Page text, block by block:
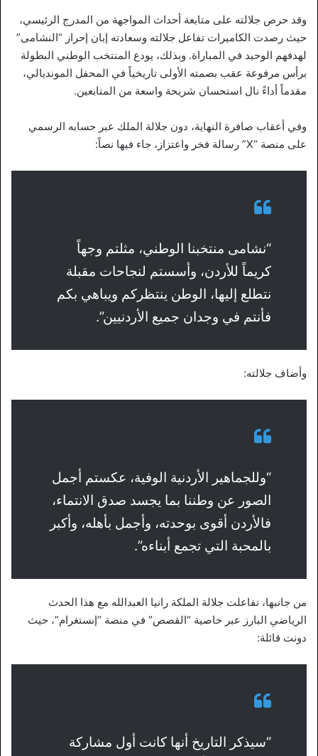
وقد حرص جلالته على متابعة أحداث المواجهة من المدرج الرئيسي،
حيث رصدت الكاميرات تفاعل جلالته وسعادته إبان إحراز “النشامى”
لهدفهم الوحيد في المباراة. وبذلك، يودع المنتخب الوطني البطولة
برأس مرفوعة عقب بصمته الأولى تاريخياً في المحفل المونديالي،
مقدماً أداءً نال استحسان شريحة واسعة من المتابعين.
وفي أعقاب صافرة النهاية، دون جلالة الملك عبر حسابه الرسمي
على منصة “X” رسالة فخر واعتزاز، جاء فيها نصاً:
“نشامى منتخبنا الوطني، مثلتم وجهاً
كريماً للأردن، وأسستم لنجاحات مقبلة
نتطلع إليها، الوطن ينتظركم ويباهي بكم
فأنتم في وجدان جميع الأردنيين”.
وأضاف جلالته:
“وللجماهير الأردنية الوفية، عكستم أجمل
الصور عن وطننا بما يجسد صدق الانتماء،
فالأردن أقوى بوحدته، وأجمل بأهله، وأكبر
بالمحبة التي تجمع أبناءه”.
من جانبها، تفاعلت جلالة الملكة رانيا العبدالله مع هذا الحدث
الرياضي البارز عبر خاصية “القصص” في منصة “إنستغرام”، حيث
دونت قائلة:
“سيذكر التاريخ أنها كانت أول مشاركة